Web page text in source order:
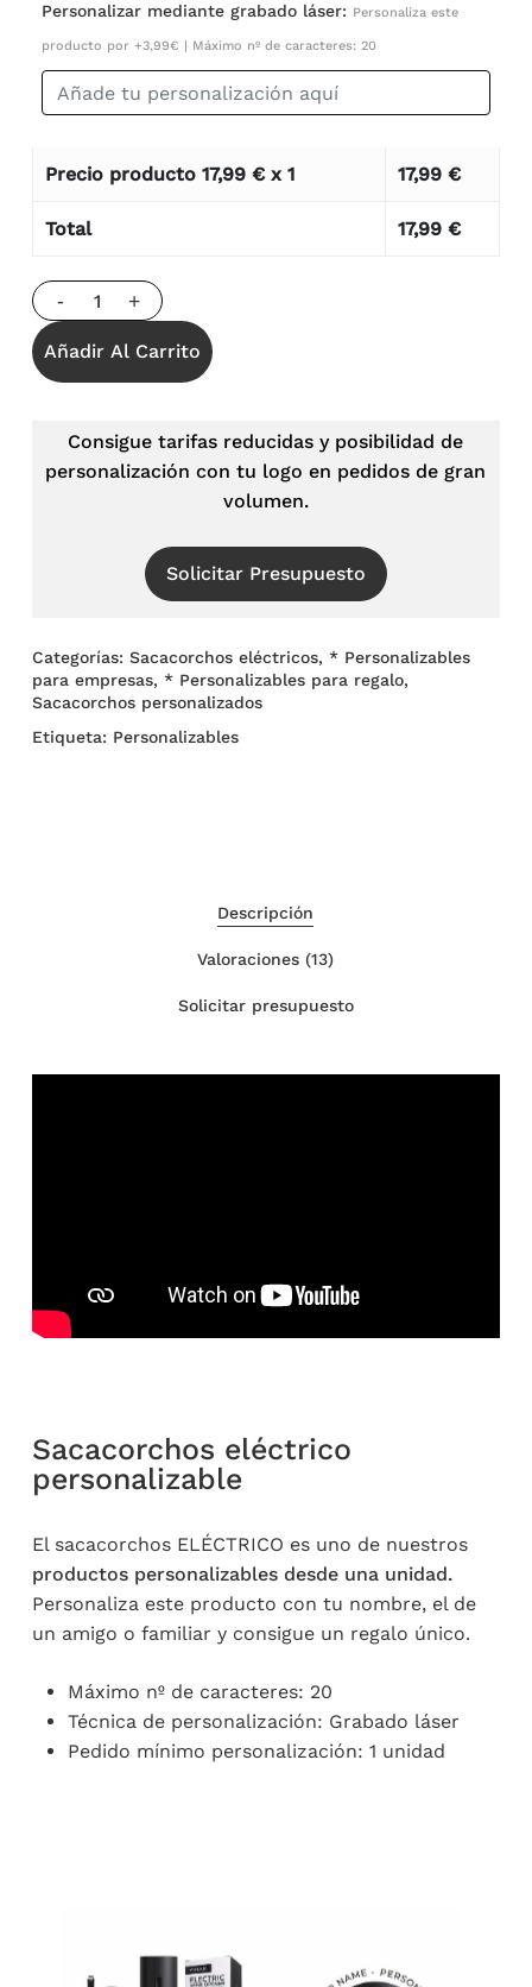
Personalizar mediante grabado láser: Personaliza este
producto por +3,99€ | Máximo nº de caracteres: 20
Precio producto 17,99€ x 1 17,99€
Total 17,99€
Añadir Al Carrito
Consigue tarifas reducidas y posibilidad de
personalización con tu logo en pedidos de gran
volumen.
Solicitar Presupuesto
Categorías: Sacacorchos eléctricos, * Personalizables
para empresas, * Personalizables para regalo,
Sacacorchos personalizados
Etiqueta: Personalizables
Descripción
Valoraciones (13)
Solicitar presupuesto
Sacacorchos eléctrico
personalizable
El sacacorchos ELÉCTRICO es uno de nuestros
productos personalizables desde una unidad.
Personaliza este producto con tu nombre, el de
un amigo o familiar y consigue un regalo único.
Máximo nº de caracteres: 20
Técnica de personalización: Grabado láser
Pedido mínimo personalización: 1 unidad